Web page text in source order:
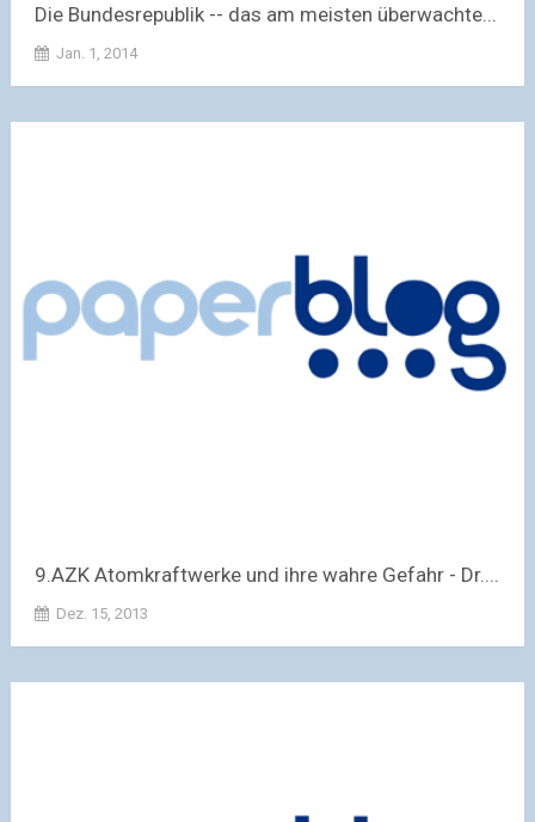
Die Bundesrepublik -- das am meisten überwachte...
Jan. 1, 2014
9.AZK Atomkraftwerke und ihre wahre Gefahr - Dr....
Dez. 15, 2013